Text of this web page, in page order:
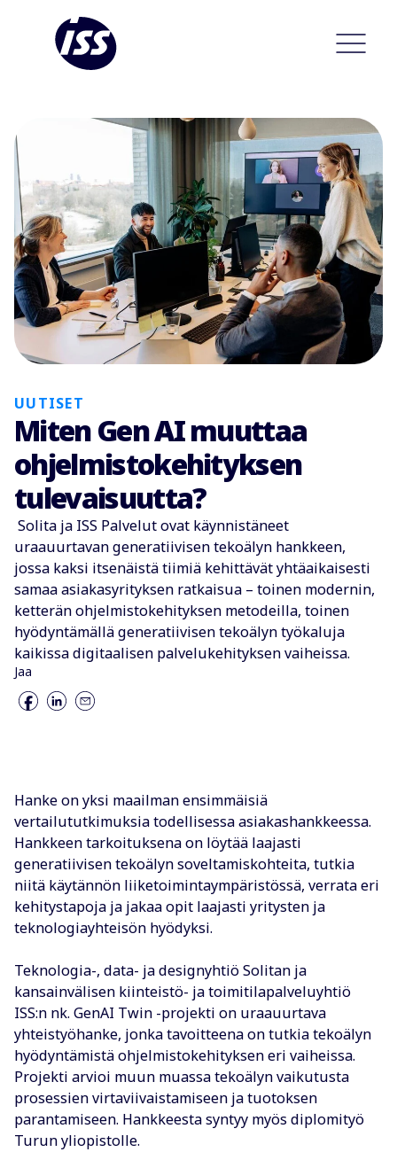
UUTISET
Miten Gen AI muuttaa
ohjelmistokehityksen
tulevaisuutta?
Solita ja ISS Palvelut ovat käynnistäneet
uraauurtavan generatiivisen tekoälyn hankkeen,
jossa kaksi itsenäistä tiimiä kehittävät yhtäaikaisesti
samaa asiakasyrityksen ratkaisua – toinen modernin,
ketterän ohjelmistokehityksen metodeilla, toinen
hyödyntämällä generatiivisen tekoälyn työkaluja
kaikissa digitaalisen palvelukehityksen vaiheissa.
Jaa
Hanke on yksi maailman ensimmäisiä
vertailututkimuksia todellisessa asiakashankkeessa.
Hankkeen tarkoituksena on löytää laajasti
generatiivisen tekoälyn soveltamiskohteita, tutkia
niitä käytännön liiketoimintaympäristössä, verrata eri
kehitystapoja ja jakaa opit laajasti yritysten ja
teknologiayhteisön hyödyksi.
Teknologia-, data- ja designyhtiö Solitan ja
kansainvälisen kiinteistö- ja toimitilapalveluyhtiö
ISS:n nk. GenAI Twin -projekti on uraauurtava
yhteistyöhanke, jonka tavoitteena on tutkia tekoälyn
hyödyntämistä ohjelmistokehityksen eri vaiheissa.
Projekti arvioi muun muassa tekoälyn vaikutusta
prosessien virtaviivaistamiseen ja tuotoksen
parantamiseen. Hankkeesta syntyy myös diplomityö
Turun yliopistolle.